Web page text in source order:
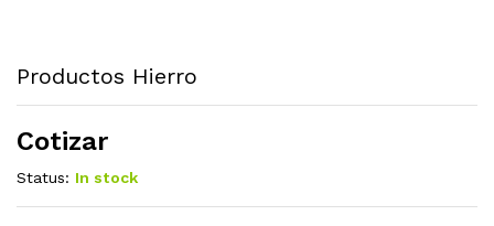
Productos Hierro
Cotizar
Status: In stock